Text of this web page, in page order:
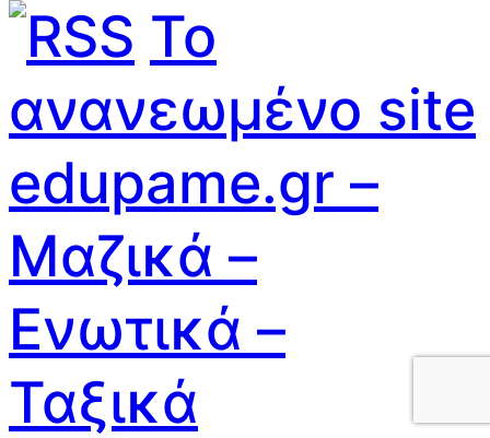
Το
ανανεωμένο site
edupame.gr –
Μαζικά –
Ενωτικά –
Ταξικά